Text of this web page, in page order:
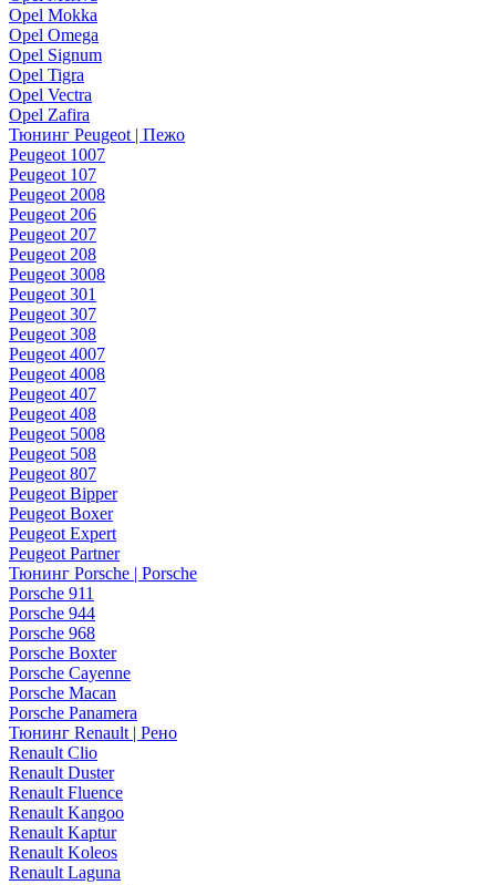
Opel Mokka
Opel Omega
Opel Signum
Opel Tigra
Opel Vectra
Opel Zafira
Тюнинг Peugeot | Пежо
Peugeot 1007
Peugeot 107
Peugeot 2008
Peugeot 206
Peugeot 207
Peugeot 208
Peugeot 3008
Peugeot 301
Peugeot 307
Peugeot 308
Peugeot 4007
Peugeot 4008
Peugeot 407
Peugeot 408
Peugeot 5008
Peugeot 508
Peugeot 807
Peugeot Bipper
Peugeot Boxer
Peugeot Expert
Peugeot Partner
Тюнинг Porsche | Porsche
Porsche 911
Porsche 944
Porsche 968
Porsche Boxter
Porsche Cayenne
Porsche Macan
Porsche Panamera
Тюнинг Renault | Рено
Renault Clio
Renault Duster
Renault Fluence
Renault Kangoo
Renault Kaptur
Renault Koleos
Renault Laguna